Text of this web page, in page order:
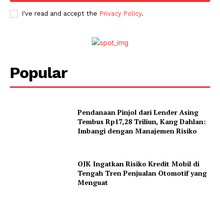
I've read and accept the Privacy Policy.
Popular
Pendanaan Pinjol dari Lender Asing
Tembus Rp17,28 Triliun, Kang Dahlan:
Imbangi dengan Manajemen Risiko
OJK Ingatkan Risiko Kredit Mobil di
Tengah Tren Penjualan Otomotif yang
Menguat